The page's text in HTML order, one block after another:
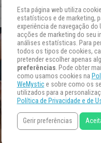
Esta página web utiliza
estatísticos e de marketing,
experiência de navegação do
acções de marketing do seu
análises estatísticas. Para
todos os tipos de cookies,
pretender escolher apenas
preferências. Pode obter
como usamos cookies na
WeMystice sobre como os
utilizados para a
Política de Privacidade e de
Gerir preferências